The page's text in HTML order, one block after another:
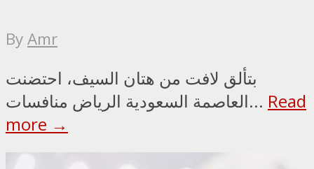
ByAmr
بتألق لافت من هتان السيف، احتضنت
العاصمة السعودية الرياض منافسات... Read
more →